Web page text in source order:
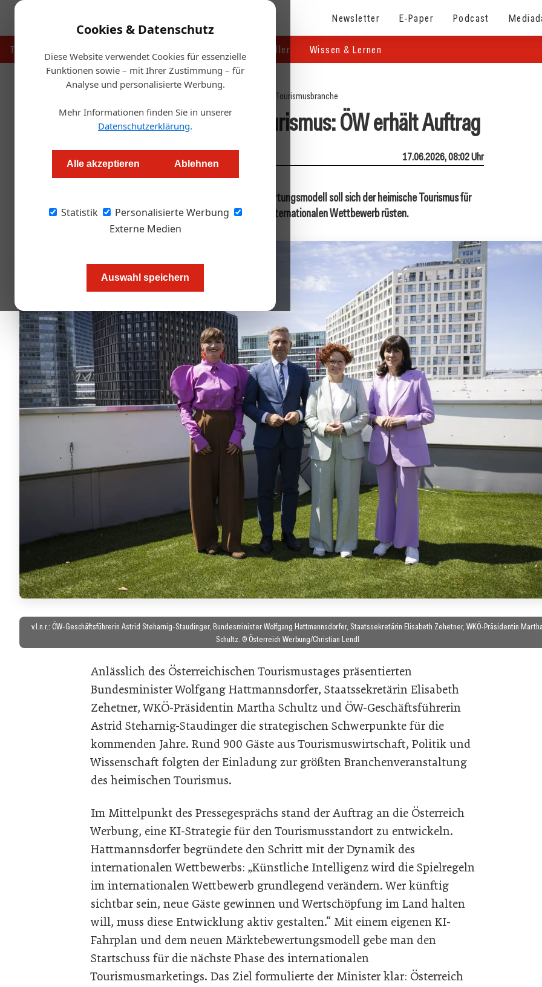
Cookies & Datenschutz
Diese Website verwendet Cookies für essenzielle
Funktionen sowie – mit Ihrer Zustimmung – für
Analyse und personalisierte Werbung.
Mehr Informationen finden Sie in unserer
Datenschutzerklärung.
Alle akzeptieren Ablehnen
Statistik
Personalisierte Werbung
Externe Medien
Auswahl speichern
Newsletter E-Paper Podcast
Touristik Handel & Hersteller Wissen & Lernen
Tourismusbranche
KI-Strategie für den Tourismus: ÖW erhält Auftrag
Redaktion.OEGZ 17.06.2026, 08:02 Uhr
Mit einem KI-Fahrplan und neuem Märktebewertungsmodell soll sich der heimische Tourismus für
veränderte Buchungsgewohnheiten und den internationalen Wettbewerb rüsten.
v.l.n.r.: ÖW-Geschäftsführerin Astrid Steharnig-Staudinger, Bundesminister Wolfgang Hattmannsdorfer, Staatssekretärin Elisabeth Zehetner, WKÖ-Präsidentin
Schultz. © Österreich Werbung/Christian Lendl
Anlässlich des Österreichischen Tourismustages präsentierten
Bundesminister Wolfgang Hattmannsdorfer, Staatssekretärin Elisabeth
Zehetner, WKÖ-Präsidentin Martha Schultz und ÖW-Geschäftsführerin
Astrid Steharnig-Staudinger die strategischen Schwerpunkte für die
kommenden Jahre. Rund 900 Gäste aus Tourismuswirtschaft, Politik und
Wissenschaft folgten der Einladung zur größten Branchenveranstaltung
des heimischen Tourismus.
Im Mittelpunkt des Pressegesprächs stand der Auftrag an die Österreich
Werbung, eine KI-Strategie für den Tourismusstandort zu entwickeln.
Hattmannsdorfer begründete den Schritt mit der Dynamik des
internationalen Wettbewerbs: „Künstliche Intelligenz wird die Spielregeln
im internationalen Wettbewerb grundlegend verändern. Wer künftig
sichtbar sein, neue Gäste gewinnen und Wertschöpfung im Land halten
will, muss diese Entwicklung aktiv gestalten.“ Mit einem eigenen KI-
Fahrplan und dem neuen Märktebewertungsmodell gebe man den
Startschuss für die nächste Phase des internationalen
Tourismusmarketings. Das Ziel formulierte der Minister klar: Österreich